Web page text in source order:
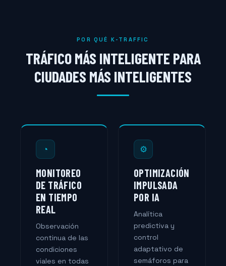
POR QUÉ K-TRAFFIC
TRÁFICO MÁS INTELIGENTE PARA
CIUDADES MÁS INTELIGENTES
◔
MONITOREO
DE TRÁFICO
EN TIEMPO
REAL
Observación
continua de las
condiciones
viales en todas
⚙
OPTIMIZACIÓN
IMPULSADA
POR IA
Analítica
predictiva y
control
adaptativo de
semáforos para